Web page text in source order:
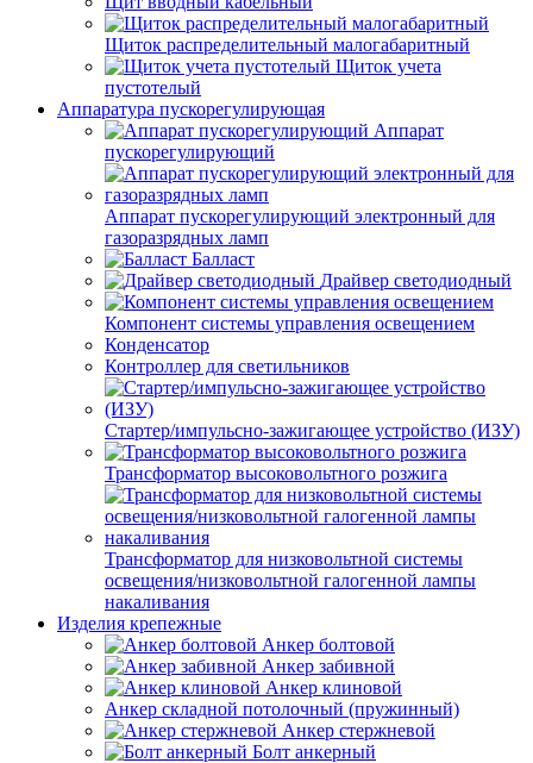
Щиток распределительный малогабаритный
Щиток учета
пустотелый
Аппаратура пускорегулирующая
Аппарат
пускорегулирующий
Аппарат пускорегулирующий электронный для
газоразрядных ламп
Балласт
Драйвер светодиодный
Компонент системы управления освещением
Конденсатор
Контроллер для светильников
Стартер/импульсно-зажигающее устройство (ИЗУ)
Трансформатор высоковольтного розжига
Трансформатор для низковольтной системы
освещения/низковольтной галогенной лампы
накаливания
Изделия крепежные
Анкер болтовой
Анкер забивной
Анкер клиновой
Анкер складной потолочный (пружинный)
Анкер стержневой
Болт анкерный